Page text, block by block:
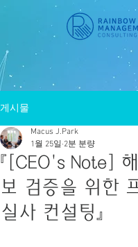
게시물
『[CEO's Note]
보 검증을 위한
실사 컨설팅』
Macus J.Park
1월 25일 2분 분량